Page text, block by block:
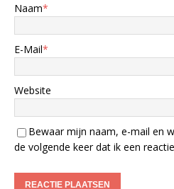
Naam*
E-Mail*
Website
Bewaar mijn naam, e-mail en
de volgende keer dat ik een